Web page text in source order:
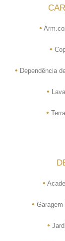
•
•
• Dependência
•
•
•
• Garagem
•